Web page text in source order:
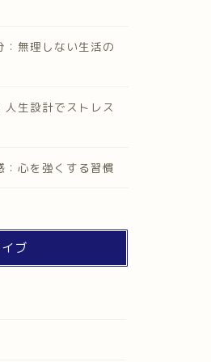
：無理しない生活の
人生設計でストレス
：心を強くする習慣
ブ